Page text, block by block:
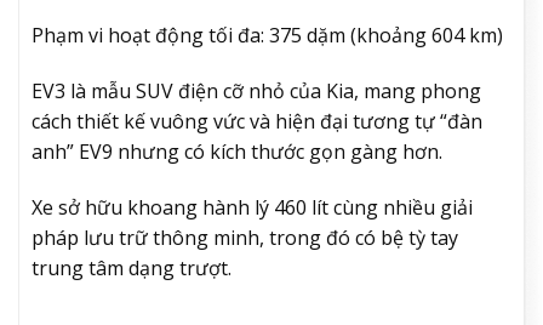
Phạm vi hoạt động tối đa: 375 dặm (khoảng 604 km)
EV3 là mẫu SUV điện cỡ nhỏ của Kia, mang phong
cách thiết kế vuông vức và hiện đại tương tự “đàn
anh” EV9 nhưng có kích thước gọn gàng hơn.
Xe sở hữu khoang hành lý 460 lít cùng nhiều giải
pháp lưu trữ thông minh, trong đó có bệ tỳ tay
trung tâm dạng trượt.